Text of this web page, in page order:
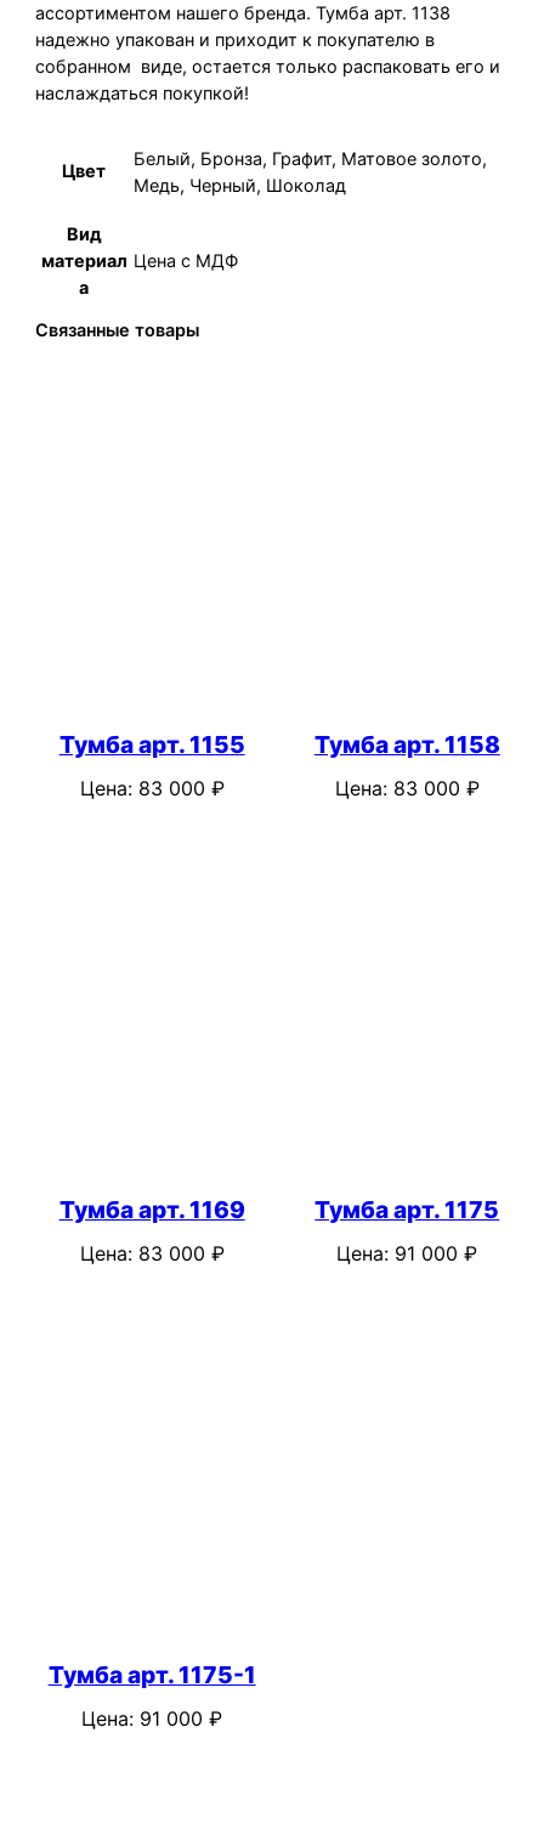
ассортиментом нашего бренда. Тумба арт. 1138
надежно упакован и приходит к покупателю в
собранном виде, остается только распаковать его и
наслаждаться покупкой!
Цвет
Белый, Бронза, Графит, Матовое золото,
Медь, Черный, Шоколад
Вид
материал
а
Цена с МДФ
Связанные товары
Тумба арт. 1155
Цена: 83 000 ₽
Тумба арт. 1158
Цена: 83 000 ₽
Тумба арт. 1169
Цена: 83 000 ₽
Тумба арт. 1175
Цена: 91 000₽
Тумба арт. 1175-1
Цена: 91 000₽